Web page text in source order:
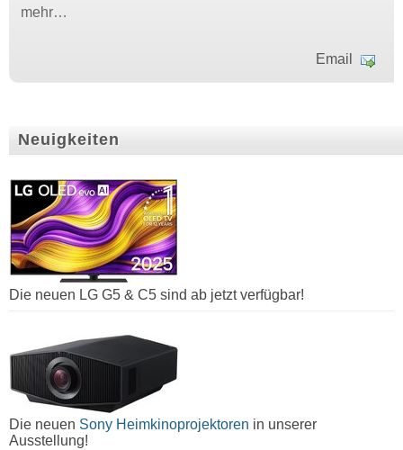
mehr…
Email
Neuigkeiten
Die neuen LG G5 & C5 sind ab jetzt verfügbar!
Die neuen Sony Heimkinoprojektoren in unserer
Ausstellung!